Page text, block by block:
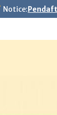
Notice: